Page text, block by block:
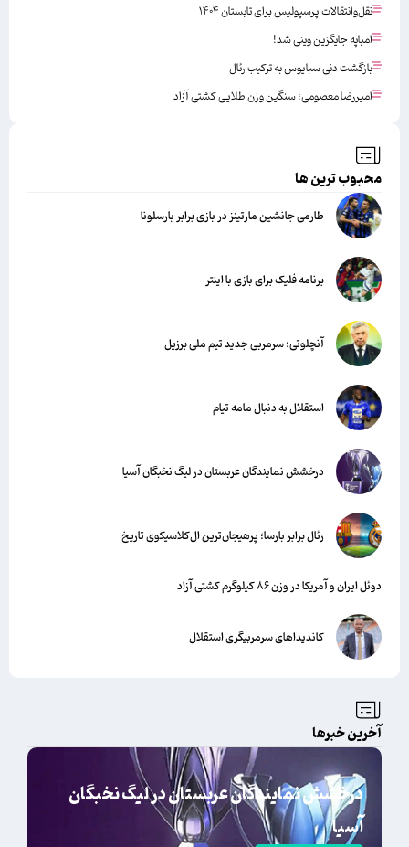
نقل‌وانتقالات پرسپولیس برای تابستان ۱۴۰۴
امباپه جایگزین وینی شد!
بازگشت دنی سبایوس به ترکیب رئال
امیررضا معصومی؛ سنگین وزن طلایی کشتی آزاد
محبوب ترین ها
طارمی جانشین مارتینز در بازی برابر بارسلونا
برنامه فلیک برای بازی با اینتر
آنچلوتی؛ سرمربی جدید تیم ملی برزیل
استقلال به دنبال مامه تیام
درخشش نمایندگان عربستان در لیگ نخبگان آسیا
رئال برابر بارسا؛ پرهیجان‌‌ترین ال‌کلاسیکوی تاریخ
دوئل ایران و آمریکا در وزن ۸۶ کیلوگرم کشتی آزاد
کاندیداهای سرمربیگری استقلال
آخرین خبرها
درخشش نمایندگان عربستان در لیگ نخبگان
آسیا